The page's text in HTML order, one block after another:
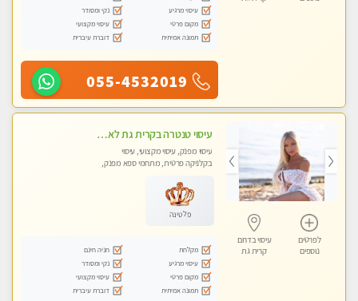
עיסוי מרגיע
נקי ומסודר
מקום פרטי
עיסוי מקצועי
תמונה אמיתית
דוברת עיברית
055-4532019
לפרטים
נוספים
עיסוי בדרום
קרית גת
עיסוי טנטרה בקרית גת לא מה שחשבת הרבה יותר ממה שדמיינת פרטי!!! Highly recommended
עיסוי מפנק, עיסוי מקצועי, עיסוי
בקלניקה פרטית, מתחמי ספא מפנק,
פלטינה
מקלחת
חניה חינם
עיסוי מרגיע
נקי ומסודר
מקום פרטי
עיסוי מקצועי
תמונה אמיתית
דוברת עיברית